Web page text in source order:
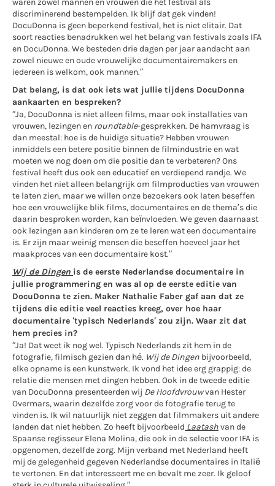
waren zowel mannen en vrouwen die het festival als
discriminerend bestempelden. Ik blijf dat gek vinden!
DocuDonna is geen beperkend festival, het is niet elitair. Dat
soort reacties benadrukken wel het belang van festivals zoals IFA
en DocuDonna. We besteden drie dagen per jaar aandacht aan
zowel nieuwe en oude vrouwelijke documentairemakers en
iedereen is welkom, ook mannen.”
Dat belang, is dat ook iets wat jullie tijdens DocuDonna
aankaarten en bespreken?
“Ja, DocuDonna is niet alleen films, maar ook installaties van
vrouwen, lezingen en roundtable-gesprekken. De hamvraag is
dan meestal: hoe is de huidige situatie? Hebben vrouwen
inmiddels een betere positie binnen de filmindustrie en wat
moeten we nog doen om die positie dan te verbeteren? Ons
festival heeft dus ook een educatief en verdiepend randje. We
vinden het niet alleen belangrijk om filmproducties van vrouwen
te laten zien, maar we willen onze bezoekers ook laten beseffen
hoe een vrouwelijke blik films, documentaires en de thema’s die
daarin besproken worden, kan beïnvloeden. We geven daarnaast
ook lezingen aan kinderen om ze te leren wat een documentaire
is. Er zijn maar weinig mensen die beseffen hoeveel jaar het
maakproces van een documentaire kost.”
Wij de Dingen is de eerste Nederlandse documentaire in
jullie programmering en was al op de eerste editie van
DocuDonna te zien. Maker Nathalie Faber gaf aan dat ze
tijdens die editie veel reacties kreeg, over hoe haar
documentaire ‘typisch Nederlands’ zou zijn. Waar zit dat
hem precies in?
“Ja! Dat weet ik nog wel. Typisch Nederlands zit hem in de
fotografie, filmisch gezien dan hé. Wij de Dingen bijvoorbeeld,
elke opname is een kunstwerk. Ik vond het idee erg grappig: de
relatie die mensen met dingen hebben. Ook in de tweede editie
van DocuDonna presenteerden wij De Hoofdvrouwvan Hester
Overmars, waarin dezelfde zorg voor de fotografie terug te
vinden is. Ik wil natuurlijk niet zeggen dat filmmakers uit andere
landen dat niet hebben. Zo heeft bijvoorbeeld Laatash van de
Spaanse regisseur Elena Molina, die ook in de selectie voor IFA is
opgenomen, dezelfde zorg. Mijn verband met Nederland heeft
mij de gelegenheid gegeven Nederlandse documentaires in Italië
te vertonen. En dat interesseert me en bevalt me zeer. Ik geloof